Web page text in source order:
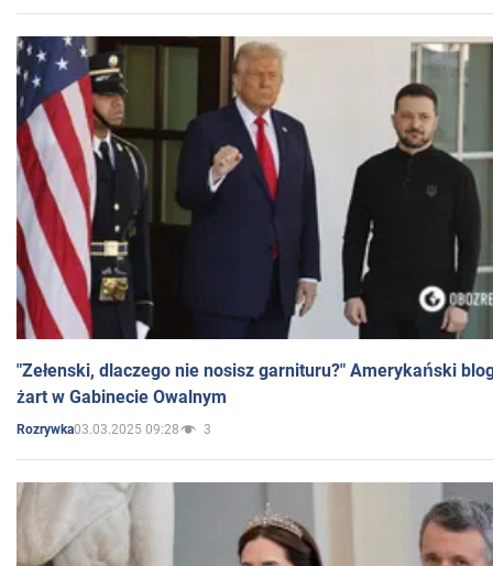
"Zełenski, dlaczego nie nosisz garnituru?" Amerykański
żart w Gabinecie Owalnym
Rozrywka03.03.2025 09:28 3